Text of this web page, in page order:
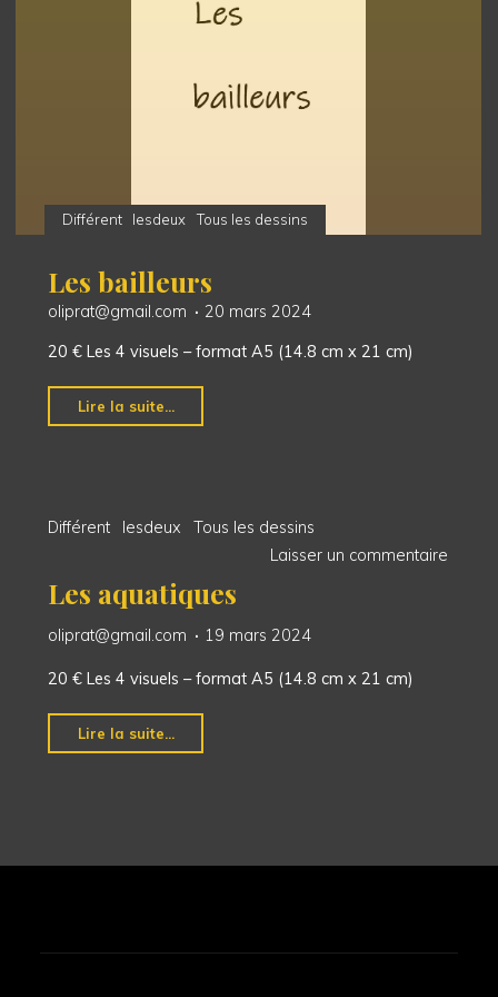
Différent lesdeux Tous les dessins
Les bailleurs
oliprat@gmail.com
20 mars 2024
20 € Les 4 visuels – format A5 (14.8 cm x 21 cm)
Lire la suite...
bailleurs"
Différent lesdeux
Tous les dessins
Laisser un commentaire
Les aquatiques
oliprat@gmail.com 19 mars 2024
20 € Les 4 visuels – format A5 (14.8 cm x 21 cm)
Lire la suite...
aquatiques"